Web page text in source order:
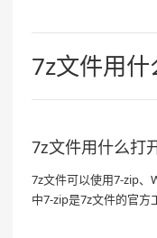
7z文件用
7z文件用什么打
7z文件可以使用7-zip、
中7-zip是7z文件的官方